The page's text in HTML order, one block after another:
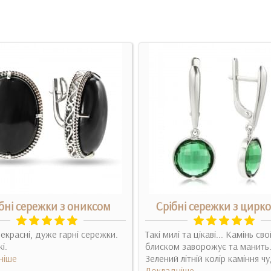
сережки з ониксом
дуже гарні сережки.
Срібні сережки з
Такі милі та цікаві... Камінь
блиском заворожує та манить.
Зелений літній колір каміння